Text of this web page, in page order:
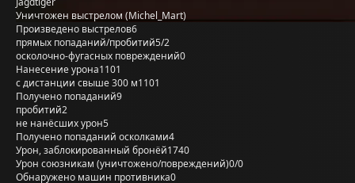
Уничтожен выстрелом (Michel_Mart)
Произведено выстрелов6
прямых попаданий/пробитий5/2
осколочно-фугасных повреждений0
Нанесение урона1101
с дистанции свыше 300 м1101
Получено попаданий9
пробитий2
не нанёсших урон5
Получено попаданий осколками4
Урон, заблокированный бронёй1740
Урон союзникам (уничтожено/повреждений)0/0
Обнаружено машин противника0